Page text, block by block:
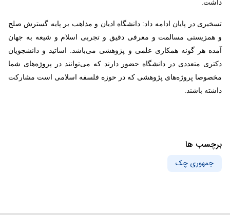
داشت.
تسخیری در پایان ادامه داد: دانشگاه ادیان و مذاهب بر پایه گسترش صلح
و همزیستی مسالمت و معرفی دقیق و تجربی اسلام و شیعه به جهان
آمده هر گونه همکاری علمی و پژوهشی می‌باشد. اساتید و دانشجویان
دکتری متعددی در دانشگاه حضور دارند که می‌توانند در پروژه‌های شما
مخصوصا پروژه‌های پژوهشی که در حوزه فلسفه اسلامی است مشارکت
داشته باشند.
برچسب ها
جمهوری چک